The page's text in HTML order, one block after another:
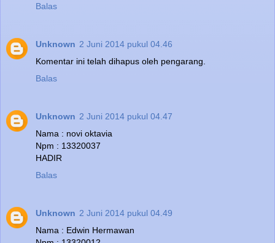
Balas
Unknown 2 Juni 2014 pukul 04.46
Komentar ini telah dihapus oleh pengarang.
Balas
Unknown 2 Juni 2014 pukul 04.47
Nama : novi oktavia
Npm : 13320037
HADIR
Balas
Unknown 2 Juni 2014 pukul 04.49
Nama : Edwin Hermawan